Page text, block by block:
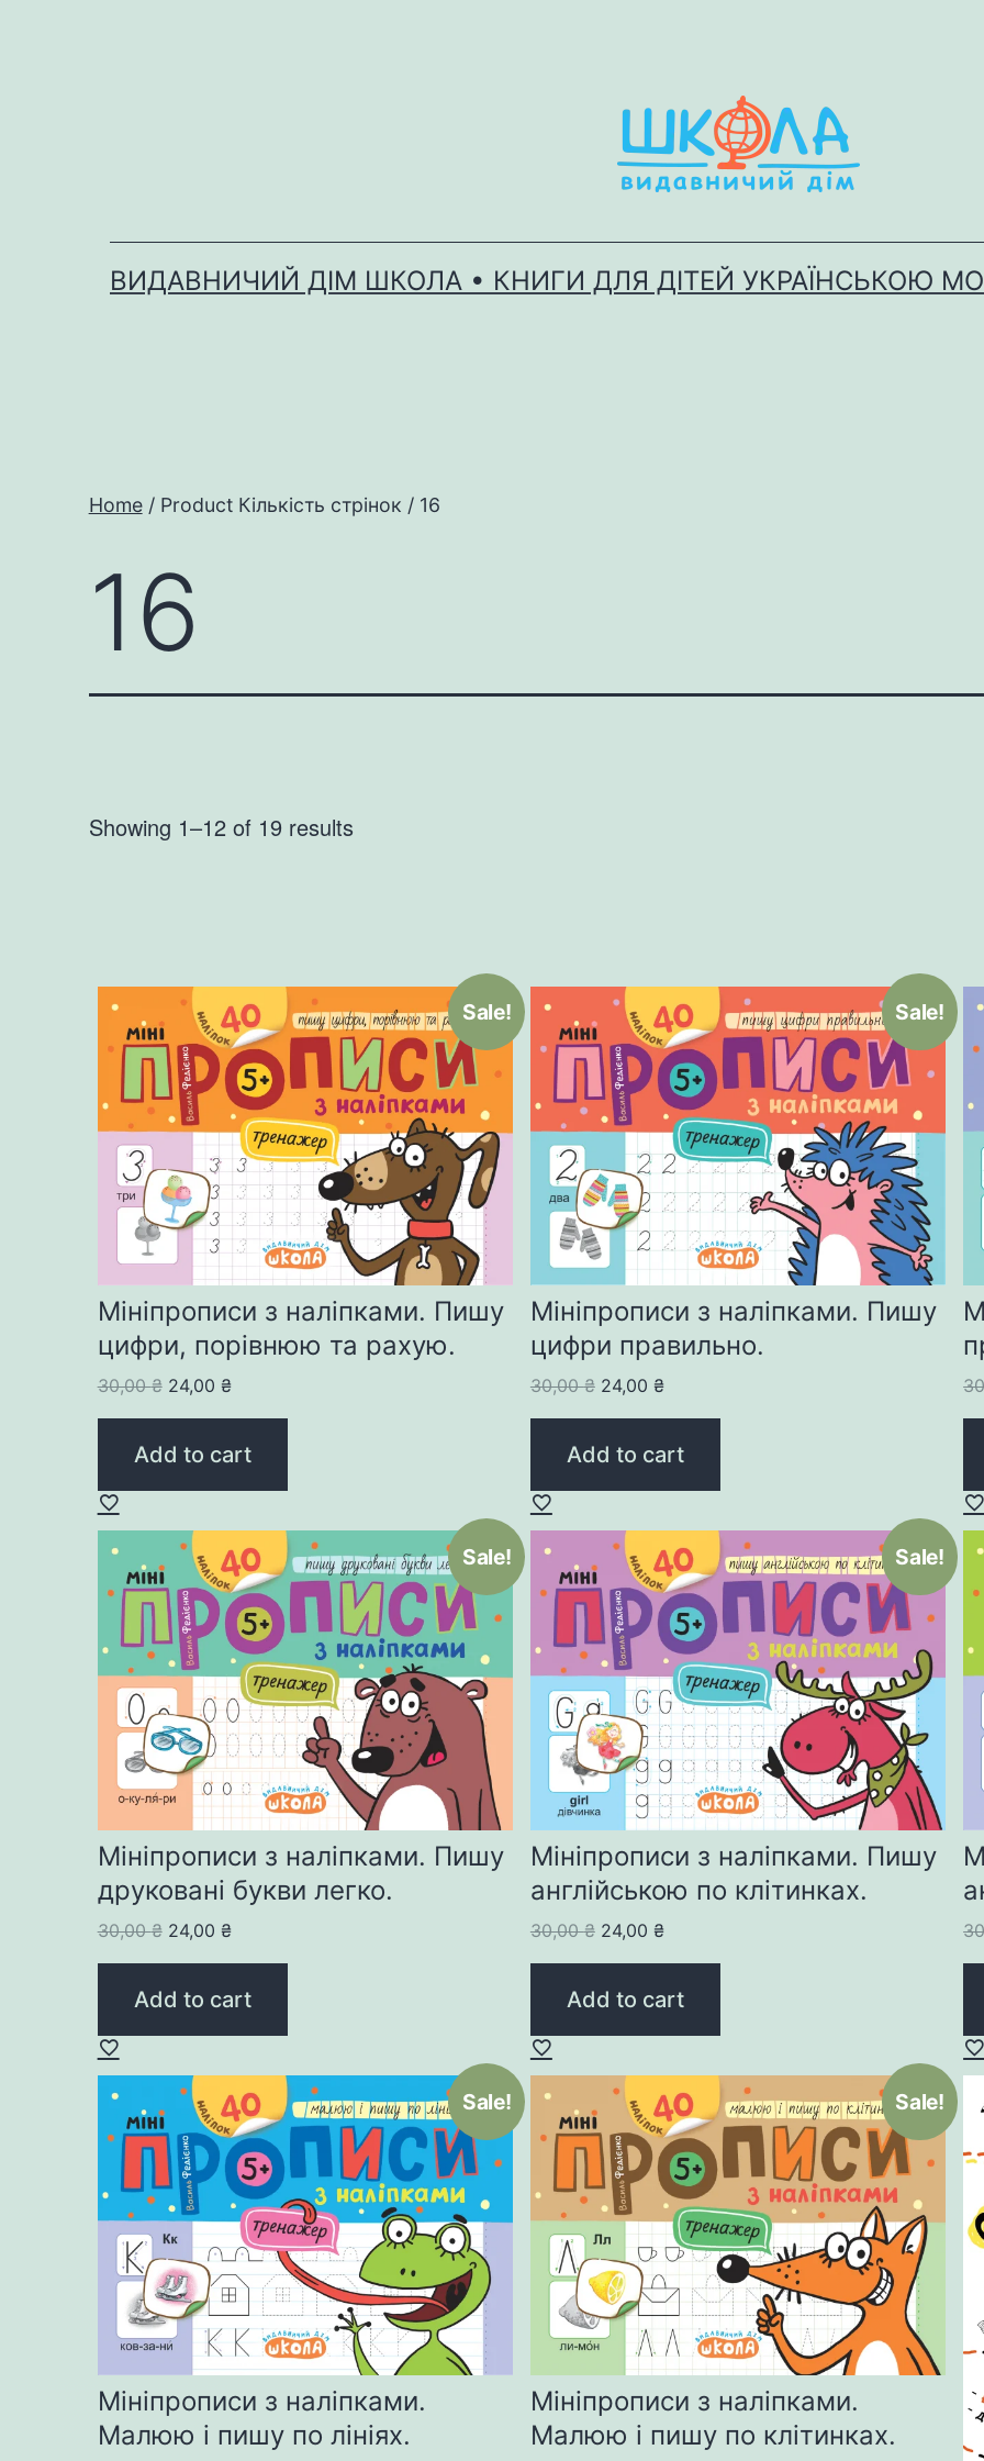
ВИДАВНИЧИЙ ДІМ ШКОЛА • КНИГИ ДЛЯ ДІТЕЙ УКРАЇНСЬКОЮ
Home/ Product Кількість стрінок / 16
16
Showing 1–12 of 19 results
Sale!
Мініпрописи з наліпками. Пишу
цифри, порівнюю та рахую.
30,00₴ Original
price
was:
24,00 ₴Current
price
is:
Add to cart
Sale!
Мініпрописи з наліпками. Пишу
цифри правильно.
30,00₴ Original
price
was:
24,00 ₴Current
price
is:
Add to cart
Sale!
Мініпрописи з наліпками. Пишу
друковані букви легко.
30,00₴ Original
price
was:
24,00 ₴Current
price
is:
Add to cart
Sale!
Мініпрописи з наліпками. Пишу
англійською по клітинках.
30,00₴ Original
price
was:
24,00 ₴Current
price
is:
Add to cart
Sale!
Мініпрописи з наліпками.
Малюю і пишу по лініях.
Sale!
Мініпрописи з наліпками.
Малюю і пишу по клітинках.